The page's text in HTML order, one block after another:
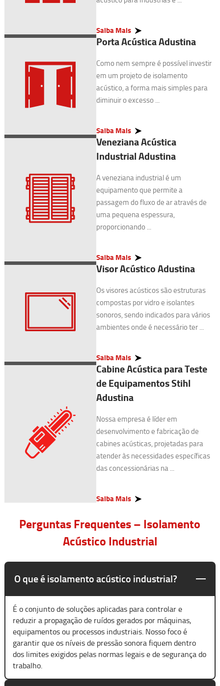
Saiba Mais
Porta Acústica Adustina
Como nem sempre é possível investir
em um projeto de isolamento
acústico, a forma mais simples para
diminuir o excesso ...
Saiba Mais
Veneziana Acústica
Industrial Adustina
A veneziana industrial é um
equipamento que permite a
passagem do fluxo de ar através de
uma pequena espessura,
proporcionando ...
Saiba Mais
Visor Acústico Adustina
Os visores acústicos são estruturas
compostas por vidro e isolantes
sonoros, sendo indicados para vários
ambientes onde é necessário ter ...
Saiba Mais
Cabine Acústica para Teste
de Equipamentos Stihl
Adustina
Nossa empresa é líder em
desenvolvimento e fabricação de
cabines acústicas, projetadas para
atender às necessidades específicas
das concessionárias na ...
Saiba Mais
Perguntas Frequentes – Isolamento
Acústico Industrial
O que é isolamento acústico industrial?
É o conjunto de soluções aplicadas para controlar e
reduzir a propagação de ruídos gerados por máquinas,
equipamentos ou processos industriais. Nosso foco é
garantir que os níveis de pressão sonora fiquem dentro
dos limites exigidos pelas normas legais e de segurança do
trabalho.